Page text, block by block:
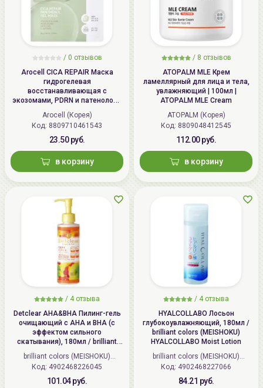
/ 0 отзывов
Arocell CICA REPAIR Маска
гидрогелевая
восстанавливающая с
экозомами, PDRN и патенолом |
25г | CICA REPAIR Panthenol Gel
Mask
Arocell (Корея)
Код: 8809710461543
23.50 руб.
в корзину
/ 8 отзывов
ATOPALM MLE Крем
ламеллярный для лица и тела,
увлажняющий | 100мл |
ATOPALM MLE Cream
ATOPALM (Корея)
Код: 8809048412545
112.00 руб.
в корзину
/ 4 отзыва
Detclear AHA&BHA Пилинг-гель
очищающий с AHA и BHA (с
эффектом сильного
скатывания), 180мл / brilliant
colors (MEISHOKU) Detclear
Bright&Peel AHA&BHA Fruits
Peeling Jelly
brilliant colors (MEISHOKU)
(Япония)
Код: 4902468226045
101.04 руб.
/ 4 отзыва
HYALCOLLABO Лосьон
глубокоувлажняющий, 180мл /
brilliant colors (MEISHOKU)
HYALCOLLABO Moist Lotion
brilliant colors (MEISHOKU)
(Япония)
Код: 4902468227066
84.21 руб.